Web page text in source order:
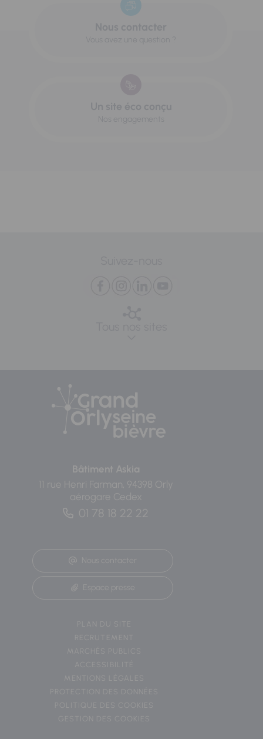
Bâtiment Askia
11 rue Henri Farman, 94398 Orly
aérogare Cedex
01 78 18 22 22
Nous contacter
Espace presse
PLAN DU SITE
RECRUTEMENT
MARCHÉS PUBLICS
ACCESSIBILITÉ
MENTIONS LÉGALES